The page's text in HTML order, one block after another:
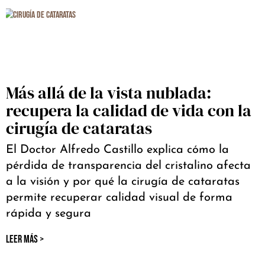
Más allá de la vista nublada:
recupera la calidad de vida con la
cirugía de cataratas
El Doctor Alfredo Castillo explica cómo la
pérdida de transparencia del cristalino afecta
a la visión y por qué la cirugía de cataratas
permite recuperar calidad visual de forma
rápida y segura
LEER MÁS >